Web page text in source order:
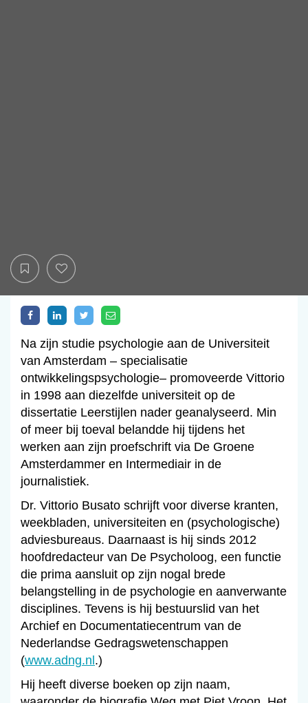
Na zijn studie psychologie aan de Universiteit
van Amsterdam – specialisatie
ontwikkelingspsychologie– promoveerde Vittorio
in 1998 aan diezelfde universiteit op de
dissertatie Leerstijlen nader geanalyseerd. Min
of meer bij toeval belandde hij tijdens het
werken aan zijn proefschrift via De Groene
Amsterdammer en Intermediair in de
journalistiek.
Dr. Vittorio Busato schrijft voor diverse kranten,
weekbladen, universiteiten en (psychologische)
adviesbureaus. Daarnaast is hij sinds 2012
hoofdredacteur van De Psycholoog, een functie
die prima aansluit op zijn nogal brede
belangstelling in de psychologie en aanverwante
disciplines. Tevens is hij bestuurslid van het
Archief en Documentatiecentrum van de
Nederlandse Gedragswetenschappen
(www.adng.nl .)
Hij heeft diverse boeken op zijn naam,